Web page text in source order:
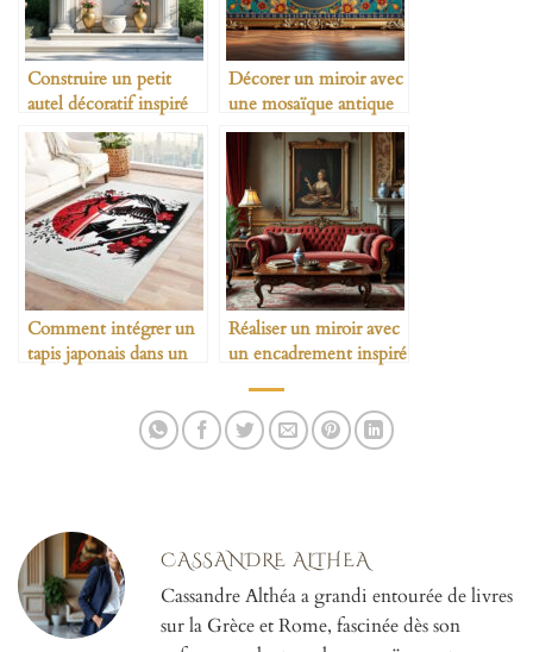
Construire un petit
autel décoratif inspiré
des Romains
Décorer un miroir avec
une mosaïque antique
Comment intégrer un
tapis japonais dans un
Réaliser un miroir avec
un encadrement inspiré
CASSANDRE ALTHEA
Cassandre Althéa a grandi entourée de livres
sur la Grèce et Rome, fascinée dès son